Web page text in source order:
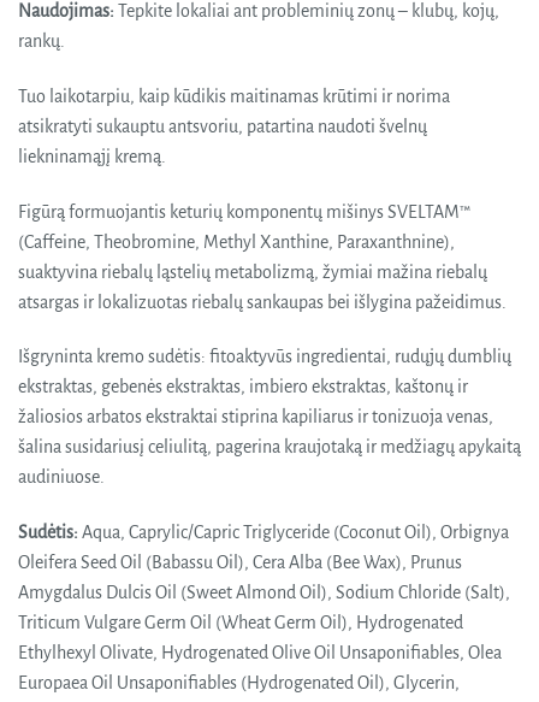
Naudojimas: Tepkite lokaliai ant probleminių zonų – klubų, kojų,
rankų.
Tuo laikotarpiu, kaip kūdikis maitinamas krūtimi ir norima
atsikratyti sukauptu antsvoriu, patartina naudoti švelnų
liekninamąjį kremą.
Figūrą formuojantis keturių komponentų mišinys SVELTAM™
(Caffeine, Theobromine, Methyl Xanthine, Paraxanthnine),
suaktyvina riebalų ląstelių metabolizmą, žymiai mažina riebalų
atsargas ir lokalizuotas riebalų sankaupas bei išlygina pažeidimus.
Išgryninta kremo sudėtis: fitoaktyvūs ingredientai, rudųjų dumblių
ekstraktas, gebenės ekstraktas, imbiero ekstraktas, kaštonų ir
žaliosios arbatos ekstraktai stiprina kapiliarus ir tonizuoja venas,
šalina susidariusį celiulitą, pagerina kraujotaką ir medžiagų apykaitą
audiniuose.
Sudėtis: Aqua, Caprylic/Capric Triglyceride (Coconut Oil), Orbignya
Oleifera Seed Oil (Babassu Oil), Cera Alba (Bee Wax), Prunus
Amygdalus Dulcis Oil (Sweet Almond Oil), Sodium Chloride (Salt),
Triticum Vulgare Germ Oil (Wheat Germ Oil), Hydrogenated
Ethylhexyl Olivate, Hydrogenated Olive Oil Unsaponifiables, Olea
Europaea Oil Unsaponifiables (Hydrogenated Oil), Glycerin,